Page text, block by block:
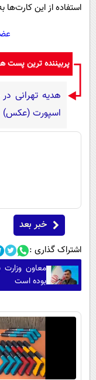
استفاده از این کارت‌ها به ۶۵ درصد رسیده
پربیننده ترین
هدیه تهرانی
اسپورت (عکس)
خبر بعد
اشتراک گذاری :
معاون
بوده است